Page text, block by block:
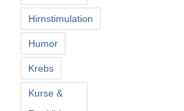
Hirnstimulation
Humor
Krebs
Kurse &